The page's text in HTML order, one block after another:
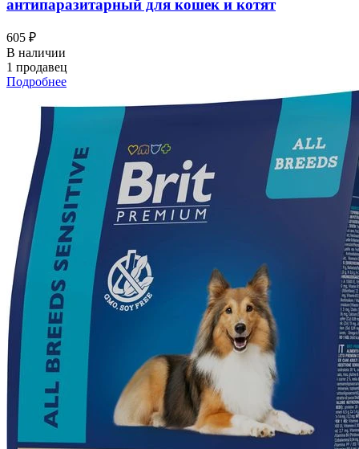
антипаразитарный для кошек и котят
605 ₽
В наличии
1 продавец
Подробнее